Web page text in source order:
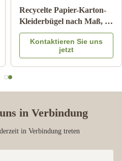
FSC SGS
Unterwäsche-
aus Karton
% Recyclingpapier
Sie uns
für
2,0 mm
in Verbindung
in Verbindung treten